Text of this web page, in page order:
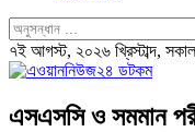
৭ই আগস্ট, ২০২৬ খ্রিস্টাব্দ,
এসএসসি ও সমমান